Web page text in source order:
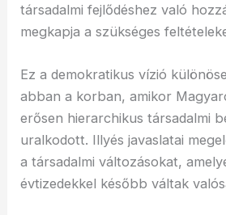
társadalmi fejlődéshez való
megkapja a szükséges
Ez a demokratikus vízió
abban a korban, amikor
erősen hierarchikus társadalmi
uralkodott. Illyés javaslatai
a társadalmi változásokat,
évtizedekkel később váltak